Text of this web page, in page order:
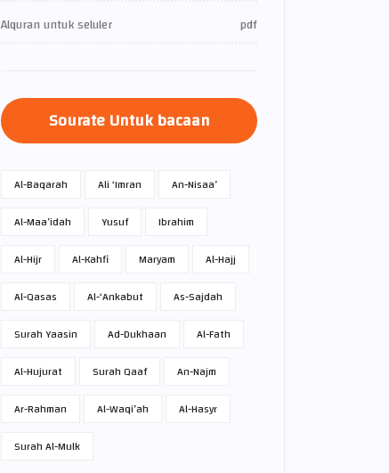
Alquran untuk seluler
pdf
Sourate Untuk bacaan
Al-Baqarah Ali ‘Imran
An-Nisaa’
Al-Maa’idah
Yusuf
Ibrahim
Al-Hijr
Al-Kahfi Maryam
Al-Hajj
Al-Qasas
Al-‘Ankabut
As-Sajdah
Surah Yaasin
Ad-Dukhaan
Al-Fath
Al-Hujurat
Surah Qaaf
An-Najm
Ar-Rahman
Al-Waqi’ah
Al-Hasyr
Surah Al-Mulk